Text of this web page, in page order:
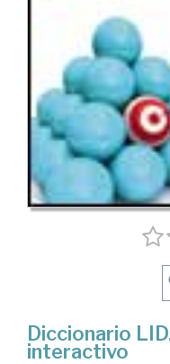
Diccionario
interactivo